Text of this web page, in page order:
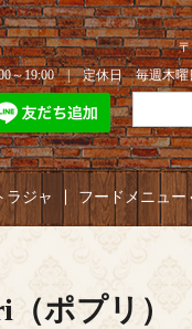
～19:00 | 定休日 毎週木
ラジャ フードメニュー
ポプリ）